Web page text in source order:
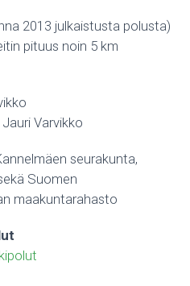
2013 julkaistusta polusta)
pituus noin 5 km
Jauri Varvikko
seurakunta,
Suomen
maakuntarahasto